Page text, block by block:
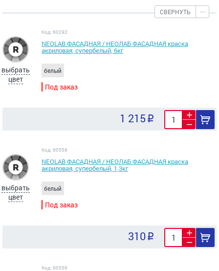
СВЕРНУТЬ
выбрать
цвет
Код: 60292
NEOLAB ФАСАДНАЯ / НЕОЛАБ ФАСАДНАЯ краска
акриловая, супербелый, 6кг
белый
Под заказ
1 215
выбрать
цвет
Код: 60558
NEOLAB ФАСАДНАЯ / НЕОЛАБ ФАСАДНАЯ краска
акриловая, супербелый, 1,3кг
белый
Под заказ
310
Код: 60559